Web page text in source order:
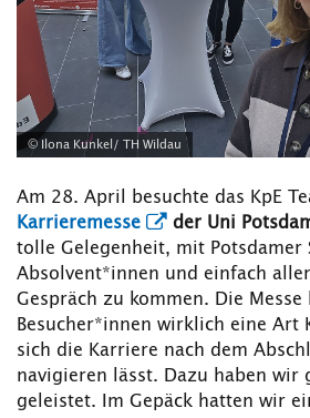
© Ilona Kunkel/ TH Wildau
Am 28. April besuchte das KpE
Karrieremesse
der Uni
tolle Gelegenheit, mit Potsdamer
Absolvent*innen und einfach
Gespräch zu kommen. Die Messe
Besucher*innen wirklich eine Art
sich die Karriere nach dem
navigieren lässt. Dazu haben wir
geleistet. Im Gepäck hatten wir